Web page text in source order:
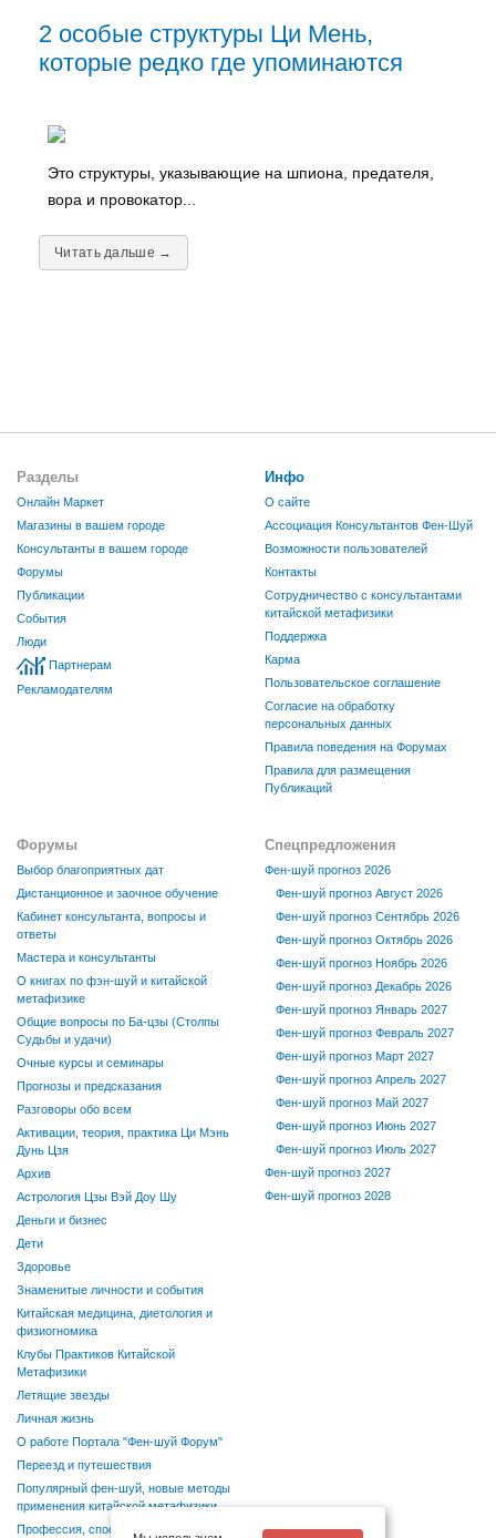
2 особые структуры Ци Мень,
которые редко где упоминаются
Это структуры, указывающие на шпиона, предателя,
вора и провокатор...
Читать дальше →
Разделы
Онлайн Маркет
Магазины в вашем городе
Консультанты в вашем городе
Форумы
Публикации
События
Люди
Партнерам
Рекламодателям
Инфо
О сайте
Ассоциация Консультантов Фен-Шуй
Возможности пользователей
Контакты
Сотрудничество с консультантами
китайской метафизики
Поддержка
Карма
Пользовательское соглашение
Согласие на обработку
персональных данных
Правила поведения на Форумах
Правила для размещения
Публикаций
Форумы
Выбор благоприятных дат
Дистанционное и заочное обучение
Кабинет консультанта, вопросы и
ответы
Мастера и консультанты
О книгах по фэн-шуй и китайской
метафизике
Общие вопросы по Ба-цзы (Столпы
Судьбы и удачи)
Очные курсы и семинары
Прогнозы и предсказания
Разговоры обо всем
Активации, теория, практика Ци Мэнь
Дунь Цзя
Архив
Астрология Цзы Вэй Доу Шу
Деньги и бизнес
Дети
Здоровье
Знаменитые личности и события
Китайская медицина, диетология и
физиогномика
Клубы Практиков Китайской
Метафизики
Летящие звезды
Личная жизнь
О работе Портала "Фен-шуй Форум"
Переезд и путешествия
Популярный фен-шуй, новые методы
применения китайской метафизики
Профессия, способности, хобби
Спецпредложения
Фен-шуй прогноз 2026
Фен-шуй прогноз Август 2026
Фен-шуй прогноз Сентябрь 2026
Фен-шуй прогноз Октябрь 2026
Фен-шуй прогноз Ноябрь 2026
Фен-шуй прогноз Декабрь 2026
Фен-шуй прогноз Январь 2027
Фен-шуй прогноз Февраль 2027
Фен-шуй прогноз Март 2027
Фен-шуй прогноз Апрель 2027
Фен-шуй прогноз Май 2027
Фен-шуй прогноз Июнь 2027
Фен-шуй прогноз Июль 2027
Фен-шуй прогноз 2027
Фен-шуй прогноз 2028